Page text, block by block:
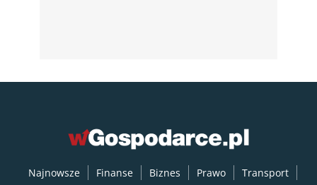
Najnowsze Finanse Biznes Prawo Transport